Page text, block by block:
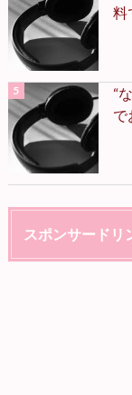
料
“
で
スポンサードリ